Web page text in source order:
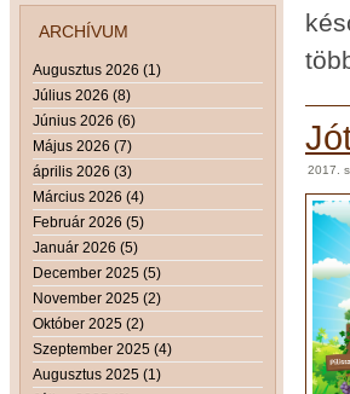
ARCHÍVUM
Augusztus 2026 (1)
Július 2026 (8)
Június 2026 (6)
Május 2026 (7)
április 2026 (3)
Március 2026 (4)
Február 2026 (5)
Január 2026 (5)
December 2025 (5)
November 2025 (2)
Október 2025 (2)
Szeptember 2025 (4)
Augusztus 2025 (1)
2017.